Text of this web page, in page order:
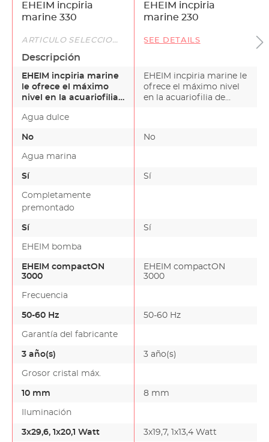
EHEIM incpiria
marine 330
EHEIM incpiria
marine 230
ARTÍCULO SELECCIONADO SEE DETAILS
Descripción
EHEIM incpiria marine
le ofrece el máximo
nivel en la acuariofilia
EHEIM incpiria marine le
ofrece el máximo nivel
en la acuariofilia de
Agua dulce
No No
Agua marina
Sí Sí
Completamente
premontado
Sí Sí
EHEIM bomba
EHEIM compactON
3000
EHEIM compactON
3000
Frecuencia
50-60 Hz 50-60 Hz
Garantía del fabricante
3 año(s) 3 año(s)
Grosor cristal máx.
10 mm 8 mm
Iluminación
3x29,6, 1x20,1 Watt 3x19,7, 1x13,4 Watt